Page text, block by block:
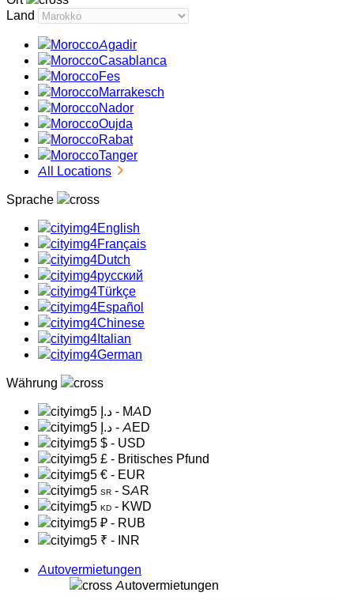
Land
Agadir
Casablanca
Fes
Marrakesch
Nador
Oujda
Rabat
Tanger
All Locations
Sprache
English
Français
Dutch
русский
Türkçe
Español
Chinese
Italian
German
Währung
د.إ - MAD
د.إ - AED
$ - USD
£ - Britisches Pfund
€ - EUR
SR - SAR
KD - KWD
₽ - RUB
₹ - INR
Autovermietungen
Autovermietungen